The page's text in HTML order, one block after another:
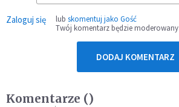
Zaloguj się lub skomentuj jako Gość
Twój komentarz będzie moderowany
DODAJ KOMENTARZ
Komentarze ()